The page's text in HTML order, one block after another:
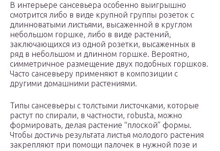
В интерьере сансевьера особенно выигрышно
смотрится либо в виде крупной группы розеток с
длинноватыми листьями, высаженной в круглом
небольшом горшке, либо в виде растений,
заключающихся из одной розетки, высаженных в
ряд в небольшом и длинном горшке. Вероятно,
симметричное размещение двух подобных горшков.
Часто сансевьеру применяют в композиции с
другими домашними растениями.
Типы сансевьеры с толстыми листочками, которые
растут по спирали, в частности, robus­ta, можно
формировать, делая растение “плоской” формы.
Чтобы достичь результата листья молодого растения
закрепляют при помощи палочек в нужной позе и